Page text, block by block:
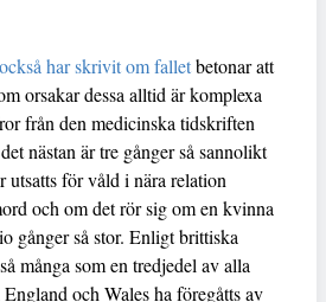
har skrivit om falletbetonar att
orsakar dessa alltid är komplexa
från den medicinska tidskriften
nästan är tre gånger så sannolikt
utsatts för våld i nära relation
och om det rör sig om en kvinna
gånger så stor. Enligt brittiska
många som en tredjedel av alla
och Wales ha föregåtts av